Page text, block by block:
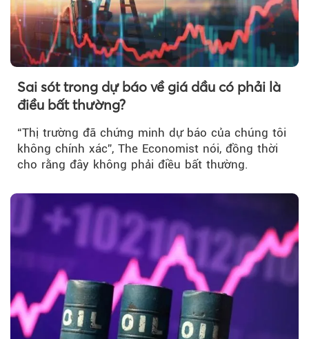
Sai sót trong dự báo về giá dầu có phải là
điều bất thường?
“Thị trường đã chứng minh dự báo của chúng tôi
không chính xác”, The Economist nói, đồng thời
cho rằng đây không phải điều bất thường.